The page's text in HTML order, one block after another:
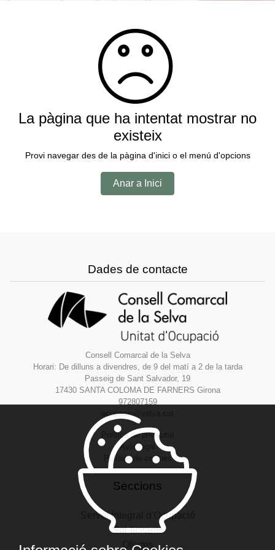
La pàgina que ha intentat mostrar no
existeix
Provi navegar des de la pàgina d'inici o el menú d'opcions
Anar a Inici
Dades de contacte
Consell Comarcal de la Selva
Horari: De dilluns a divendres, de 9 del matí a 2 de la tarda
Passeig de Sant Salvador, 19
17430 SANTA COLOMA DE FARNERS Girona
972807159
ocupacio@selva.cat
Política de privacitat
Avís legal
Política de cookies
Seccions
Servei Integral d'Ocupació
Sol·licitants
Ofertes